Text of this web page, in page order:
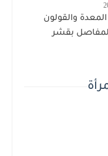
والقولون
بقشر